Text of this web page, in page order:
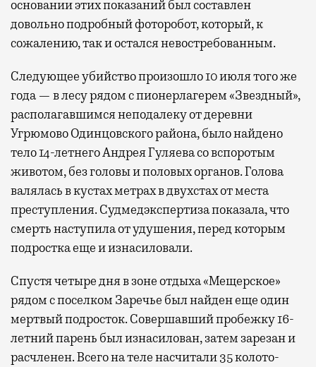
основании этих показаний был составлен
довольно подробный фоторобот, который, к
сожалению, так и остался невостребованным.
Следующее убийство произошло 10 июля того же
года — в лесу рядом с пионерлагерем «Звездный»,
располагавшимся неподалеку от деревни
Угрюмово Одинцовского района, было найдено
тело 14-летнего Андрея Гуляева со вспоротым
животом, без головы и половых органов. Голова
валялась в кустах метрах в двухстах от места
преступления. Судмедэкспертиза показала, что
смерть наступила от удушения, перед которым
подростка еще и изнасиловали.
Спустя четыре дня в зоне отдыха «Мещерское»
рядом с поселком Заречье был найден еще один
мертвый подросток. Совершавший пробежку 16-
летний парень был изнасилован, затем зарезан и
расчленен. Всего на теле насчитали 35 колото-